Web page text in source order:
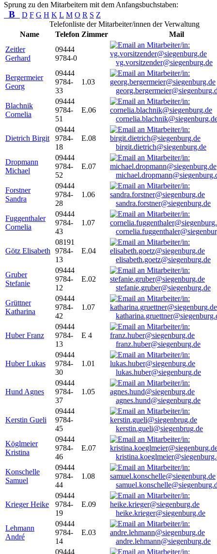
Sprung zu den Mitarbeitern mit dem Anfangsbuchstaben:
B D F G H K L M O R S Z
Telefonliste der Mitarbeiter/innen der Verwaltung
Name
Telefon Zimmer
Mail
Zeitler
Gerhard
09444
9784-0
vg.vorsitzender@siegenburg.de
Bergermeier
Georg
09444
9784-
33
1.03
Blachnik
Cornelia
09444
9784-
51
E.06
Dietrich Birgit
09444
9784-
18
E.08
birgit.dietrich@siegenburg.de
Dropmann
Michael
09444
9784-
52
E.07
Forstner
Sandra
09444
9784-
28
1.06
sandra.forstner@siegenburg.de
Fuggenthaler
Cornelia
09444
9784-
43
1.07
Götz Elisabeth
08191
9784-
13
E.04
elisabeth.goetz@siegenburg.de
Gruber
Stefanie
09444
9784-
12
E.02
stefanie.gruber@siegenburg.de
Grüttner
Katharina
09444
9784-
42
1.07
Huber Franz
09444
9784-
13
E 4
franz.huber@siegenburg.de
Huber Lukas
09444
9784-
30
1.01
lukas.huber@siegenburg.de
Hund Agnes
09444
9784-
37
1.05
agnes.hund@siegenburg.de
Kerstin Gueli
09444
9784-
45
kerstin.gueli@siegenbrug.de
Köglmeier
Kristina
09444
9784-
46
E.07
Konschelle
Samuel
09444
9784-
44
1.08
Krieger Heike
09444
9784-
19
E.09
heike.krieger@siegenburg.de
Lehmann
André
09444
9784-
14
E.03
andre.lehmann@siegenburg.de
09444